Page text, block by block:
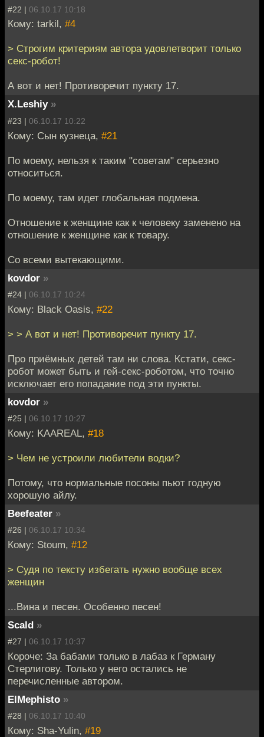
#22 | 06.10.17 10:18
Кому: tarkil, #4
> Строгим критериям автора удовлетворит только
секс-робот!
А вот и нет! Противоречит пункту 17.
X.Leshiy »
#23 | 06.10.17 10:22
Кому: Сын кузнеца, #21
По моему, нельзя к таким "советам" серьезно
относиться.
По моему, там идет глобальная подмена.
Отношение к женщине как к человеку заменено на
отношение к женщине как к товару.
Со всеми вытекающими.
kovdor »
#24 | 06.10.17 10:24
Кому: Black Oasis, #22
> > А вот и нет! Противоречит пункту 17.
Про приёмных детей там ни слова. Кстати, секс-
робот может быть и гей-секс-роботом, что точно
исключает его попадание под эти пункты.
kovdor »
#25 | 06.10.17 10:27
Кому: KAAREAL, #18
> Чем не устроили любители водки?
Потому, что нормальные посоны пьют годную
хорошую айлу.
Beefeater »
#26 | 06.10.17 10:34
Кому: Stoum, #12
> Судя по тексту избегать нужно вообще всех
женщин
...Вина и песен. Особенно песен!
Scald »
#27 | 06.10.17 10:37
Короче: За бабами только в лабаз к Герману
Стерлигову. Только у него остались не
перечисленные автором.
ElMephisto »
#28 | 06.10.17 10:40
Кому: Sha-Yulin, #19